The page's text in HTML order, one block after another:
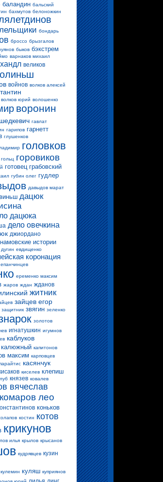
баландин бальский
бахмутов белоножкин
бондарь
броссо брызгалов
быков бэкстрем
варнаков михаил
великов
войнов волков алексей
волков юрий волошенко
воронин
гавлат
гарипов гарнетт
глушенков
головков
гольц горовиков
готовец грабовский
губин олег гудлер
давыдов марат
дацюк
дацюка
дело овечкина
джиордано
истории
дугин евдищенко
коронация
епанчинцев
еременко максим
жаров ждан жданов
житник
зайцев егор
защитник звягин зеленко
золотов
игнатушкин игумнов
каблуков
калюжный капитонов
максим карповцев
касянчук
киселев клепиш
князев ковалев
вячеслав
комаров лео
коньков
костин котов
крикунов
илья крылов крысанов
кудрявцев кузин
кулемин куляш куприянов